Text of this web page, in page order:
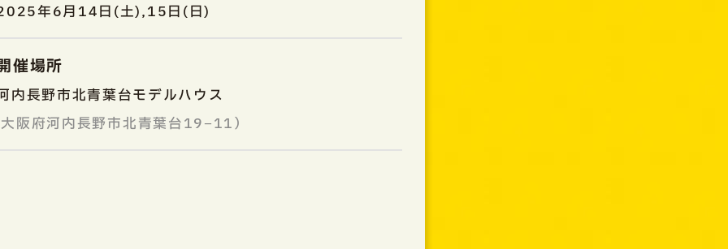
年6月14日(土),15日(日)
催場所
内長野市北青葉台モデルハウス
阪府河内長野市北青葉台19−11）